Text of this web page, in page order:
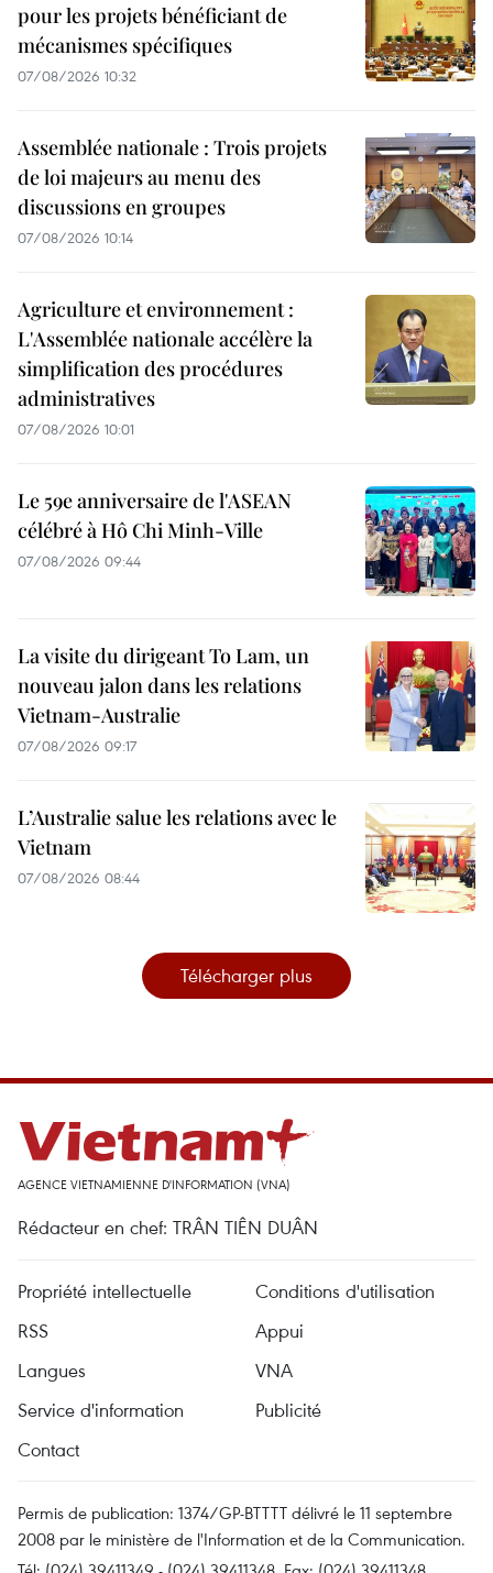
pour les projets bénéficiant de
mécanismes spécifiques
07/08/2026 10:32
Assemblée nationale : Trois projets
de loi majeurs au menu des
discussions en groupes
07/08/2026 10:14
Agriculture et environnement :
L'Assemblée nationale accélère la
simplification des procédures
administratives
07/08/2026 10:01
Le 59e anniversaire de l'ASEAN
célébré à Hô Chi Minh-Ville
07/08/2026 09:44
La visite du dirigeant To Lam, un
nouveau jalon dans les relations
Vietnam-Australie
07/08/2026 09:17
L’Australie salue les relations avec le
Vietnam
07/08/2026 08:44
Télécharger plus
AGENCE VIETNAMIENNE D'INFORMATION (VNA)
Rédacteur en chef: TRÂN TIÊN DUÂN
Propriété intellectuelle
Conditions d'utilisation
RSS
Appui
Langues
VNA
Service d'information
Publicité
Contact
Permis de publication: 1374/GP-BTTTT délivré le 11 septembre
2008 par le ministère de l'Information et de la Communication.